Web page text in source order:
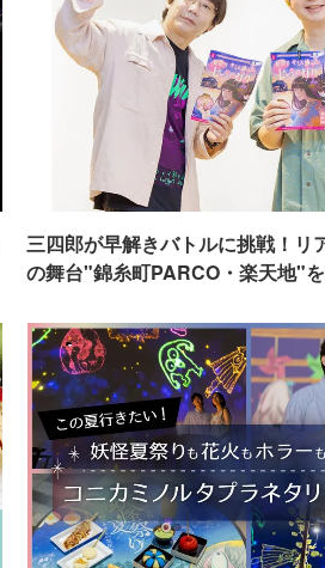
三四郎が早解きバトルに挑戦！リ
の舞台"錦糸町PARCO・楽天地"を